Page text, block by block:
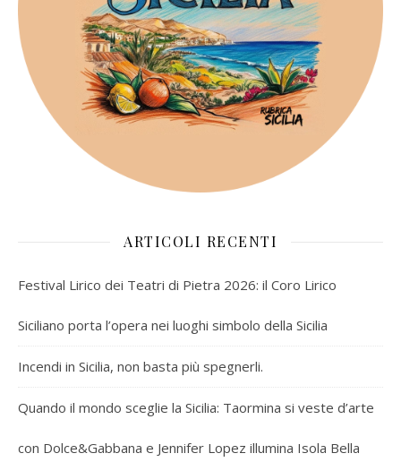
ARTICOLI RECENTI
Festival Lirico dei Teatri di Pietra 2026: il Coro Lirico
Siciliano porta l’opera nei luoghi simbolo della Sicilia
Incendi in Sicilia, non basta più spegnerli.
Quando il mondo sceglie la Sicilia: Taormina si veste d’arte
con Dolce&Gabbana e Jennifer Lopez illumina Isola Bella